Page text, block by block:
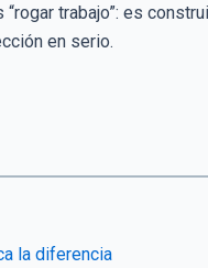
trabajo”: es
en serio.
la diferencia